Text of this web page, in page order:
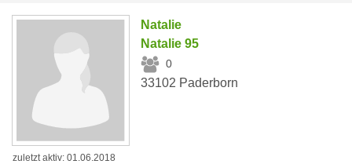
Natalie
Natalie 95
0
33102 Paderborn
zuletzt aktiv: 01.06.2018